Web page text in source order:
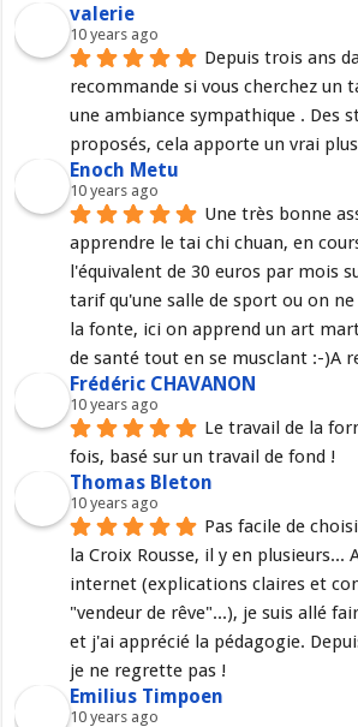
valerie
10 years ago
Depuis trois ans
recommande si vous cherchez un
une ambiance sympathique . Des
proposés, cela apporte un vrai
Enoch Metu
10 years ago
Une très bonne
apprendre le tai chi chuan, en
l'équivalent de 30 euros par mois
tarif qu'une salle de sport ou on
la fonte, ici on apprend un art
de santé tout en se musclant :-)A
Frédéric CHAVANON
10 years ago
Le travail de la
fois, basé sur un travail de fond !
Thomas Bleton
10 years ago
Pas facile de
la Croix Rousse, il y en
internet (explications claires et
"vendeur de rêve"...), je suis allé
et j'ai apprécié la pédagogie.
je ne regrette pas !
Emilius Timpoen
10 years ago